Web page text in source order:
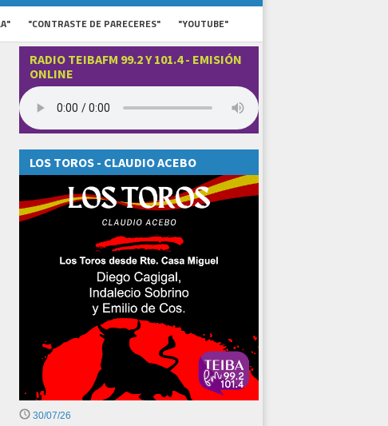
"CONTRASTE DE PARECERES" "YOUTUBE"
RADIO TEIBAFM 99.2 Y 101.4 - EMISIÓN
ONLINE
LOS TOROS - CLAUDIO ACEBO
30/07/26